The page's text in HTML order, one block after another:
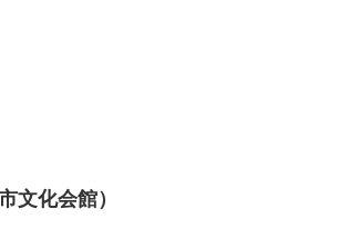
文化会館）